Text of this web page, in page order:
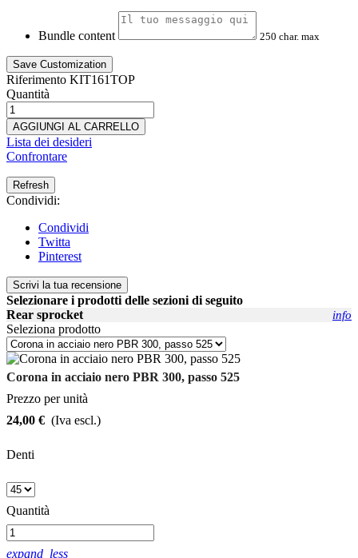
Bundle content 250 char. max
Save Customization
Riferimento KIT161TOP
Quantità
AGGIUNGI AL CARRELLO
Lista dei desideri
Confrontare
Condividi:
Condividi
Twitta
Pinterest
Scrivi la tua recensione
Selezionare i prodotti delle sezioni di seguito
Rear sprocket
info
Seleziona prodotto
Corona in acciaio nero PBR 300, passo 525
Prezzo per unità
24,00 € (Iva escl.)
Denti
Quantità
expand_less